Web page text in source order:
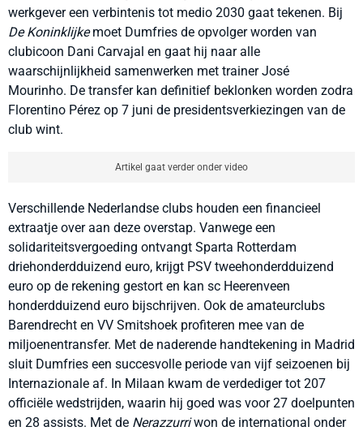
werkgever een verbintenis tot medio 2030 gaat tekenen. Bij
De Koninklijkemoet Dumfries de opvolger worden van
clubicoon Dani Carvajal en gaat hij naar alle
waarschijnlijkheid samenwerken met trainer José
Mourinho. De transfer kan definitief beklonken worden zodra
Florentino Pérez op 7 juni de presidentsverkiezingen van de
club wint.
Artikel gaat verder onder video
Verschillende Nederlandse clubs houden een financieel
extraatje over aan deze overstap. Vanwege een
solidariteitsvergoeding ontvangt Sparta Rotterdam
driehonderdduizend euro, krijgt PSV tweehonderdduizend
euro op de rekening gestort en kan sc Heerenveen
honderdduizend euro bijschrijven. Ook de amateurclubs
Barendrecht en VV Smitshoek profiteren mee van de
miljoenentransfer. Met de naderende handtekening in Madrid
sluit Dumfries een succesvolle periode van vijf seizoenen bij
Internazionale af. In Milaan kwam de verdediger tot 207
officiële wedstrijden, waarin hij goed was voor 27 doelpunten
en 28 assists. Met de Nerazzurriwon de international onder